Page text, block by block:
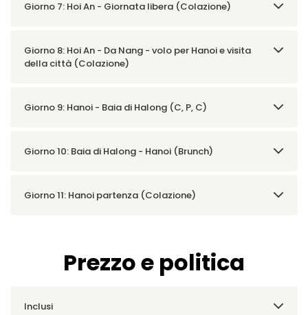
Giorno 7: Hoi An - Giornata libera (Colazione)
Giorno 8: Hoi An - Da Nang - volo per Hanoi e visita
della città (Colazione)
Giorno 9: Hanoi - Baia di Halong (C, P, C)
Giorno 10: Baia di Halong - Hanoi (Brunch)
Giorno 11: Hanoi partenza (Colazione)
Prezzo e politica
Inclusi